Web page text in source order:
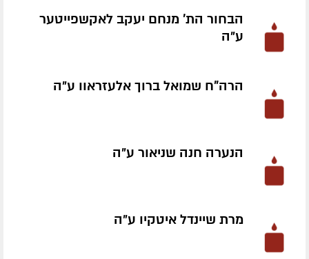
הבחור הת' מנחם יעקב לאקשפייטער
ע״ה
הרה"ח שמואל ברוך אלעזראוו ע״ה
הנערה חנה שניאור ע״ה
מרת שיינדל איטקיו ע״ה